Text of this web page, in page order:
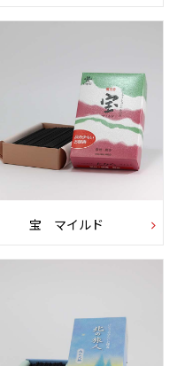
宝 マイルド